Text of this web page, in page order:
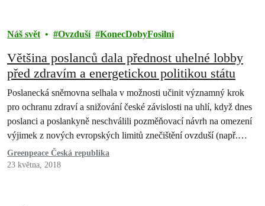
Náš svět Ovzduší KonecDobyFosilní
Většina poslanců dala přednost uhelné lobby
před zdravím a energetickou politikou státu
Poslanecká sněmovna selhala v možnosti učinit významný krok
pro ochranu zdraví a snižování české závislosti na uhlí, když dnes
poslanci a poslankyně neschválili pozměňovací návrh na omezení
výjimek z nových evropských limitů znečištění ovzduší (např.
prachem, oxidem siřičitým, oxidy dusíku či rtutí) z velkých
uhelných elektráren.
Greenpeace Česká republika
23 května, 2018